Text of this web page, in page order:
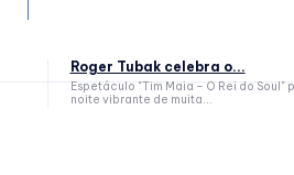
Roger Tubak celebra o...
Espetáculo "Tim Maia – O Rei do Soul"
noite vibrante de muita...